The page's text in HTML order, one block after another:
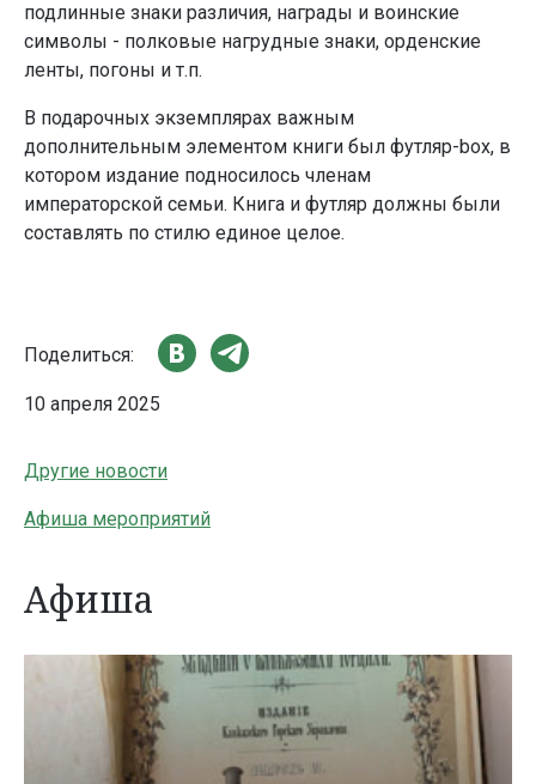
подлинные знаки различия, награды и воинские
символы - полковые нагрудные знаки, орденские
ленты, погоны и т.п.
В подарочных экземплярах важным
дополнительным элементом книги был футляр-box, в
котором издание подносилось членам
императорской семьи. Книга и футляр должны были
составлять по стилю единое целое.
Поделиться:
10 апреля 2025
Другие новости
Афиша мероприятий
Афиша